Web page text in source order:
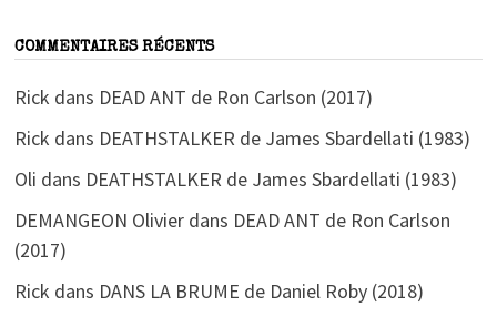
COMMENTAIRES RÉCENTS
Rick dans DEAD ANT de Ron Carlson (2017)
Rick dans DEATHSTALKER de James Sbardellati (1983)
Oli dans DEATHSTALKER de James Sbardellati (1983)
DEMANGEON Olivierdans DEAD ANT de Ron Carlson
(2017)
Rick dans DANS LA BRUME de Daniel Roby (2018)